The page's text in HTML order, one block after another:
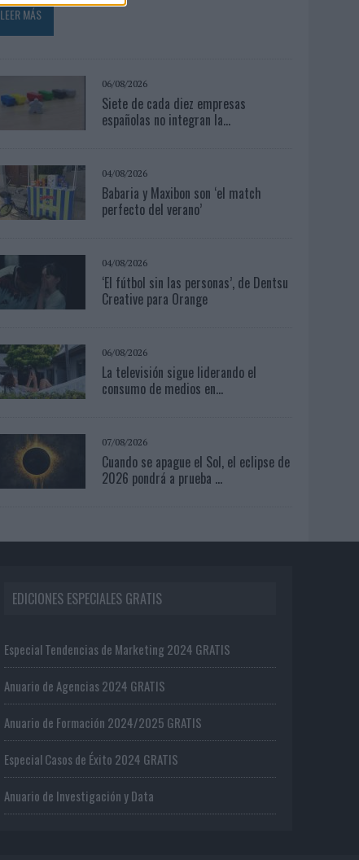
LEER MÁS
06/08/2026
Siete de cada diez empresas
españolas no integran la...
04/08/2026
Babaria y Maxibon son ‘el match
perfecto del verano’
04/08/2026
‘El fútbol sin las personas’, de Dentsu
Creative para Orange
06/08/2026
La televisión sigue liderando el
consumo de medios en...
07/08/2026
Cuando se apague el Sol, el eclipse de
2026 pondrá a prueba ...
EDICIONES ESPECIALES GRATIS
Especial Tendencias de Marketing 2024 GRATIS
Anuario de Agencias 2024 GRATIS
Anuario de Formación 2024/2025 GRATIS
Especial Casos de Éxito 2024 GRATIS
Anuario de Investigación y Data